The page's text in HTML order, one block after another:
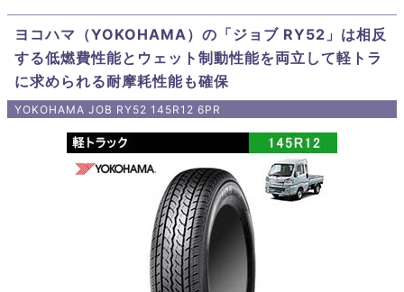
ヨコハマ（YOKOHAMA）の「ジョブ RY52」は相反
する低燃費性能とウェット制動性能を両立して軽トラ
に求められる耐摩耗性能も確保
YOKOHAMA JOB RY52 145R12 6PR